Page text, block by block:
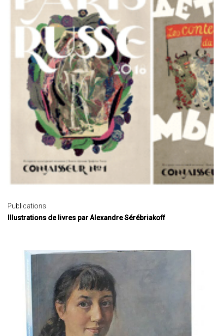
Publications
Illustrations de livres par Alexandre Sérébriakoff